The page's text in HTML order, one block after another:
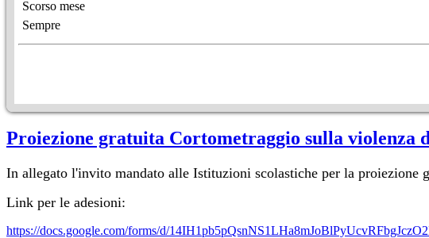
Scorso mese
Sempre
Proiezione gratuita Cortometraggio sulla violenza
In allegato l'invito mandato alle Istituzioni scolastiche per la proiezione
Link per le adesioni:
https://docs.google.com/forms/d/